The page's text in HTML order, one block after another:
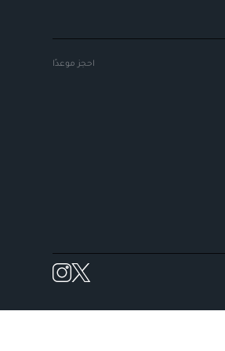
احجز موعدًا